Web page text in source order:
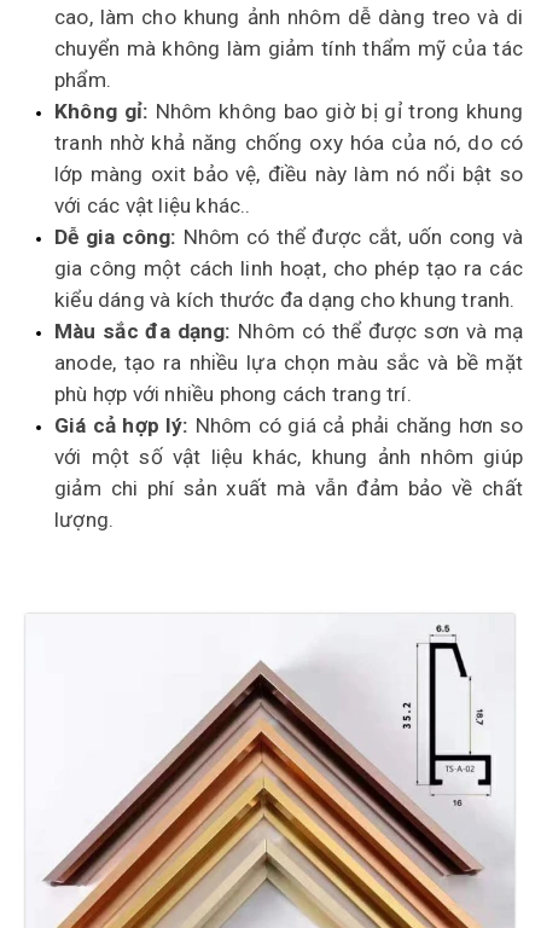
cao, làm cho khung ảnh nhôm dễ dàng treo và di
chuyển mà không làm giảm tính thẩm mỹ của tác
phẩm.
Không gỉ: Nhôm không bao giờ bị gỉ trong khung
tranh nhờ khả năng chống oxy hóa của nó, do có
lớp màng oxit bảo vệ, điều này làm nó nổi bật so
với các vật liệu khác..
Dễ gia công: Nhôm có thể được cắt, uốn cong và
gia công một cách linh hoạt, cho phép tạo ra các
kiểu dáng và kích thước đa dạng cho khung tranh.
Màu sắc đa dạng: Nhôm có thể được sơn và mạ
anode, tạo ra nhiều lựa chọn màu sắc và bề mặt
phù hợp với nhiều phong cách trang trí.
Giá cả hợp lý: Nhôm có giá cả phải chăng hơn so
với một số vật liệu khác, khung ảnh nhôm giúp
giảm chi phí sản xuất mà vẫn đảm bảo về chất
lượng.